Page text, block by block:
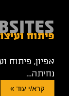
פיתוח
אפיון, פיתוח
נחיתה…
קרא/י עוד »